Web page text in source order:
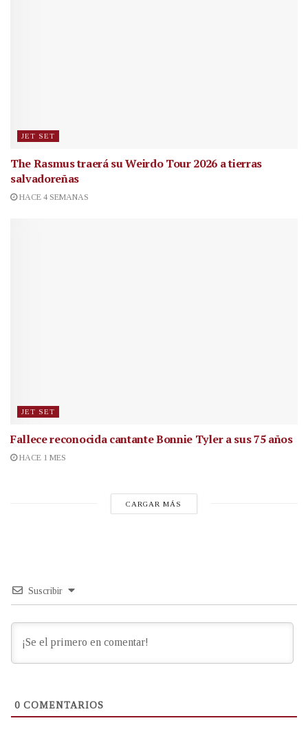
JET SET
The Rasmus traerá su Weirdo Tour 2026 a tierras
salvadoreñas
HACE 4 SEMANAS
JET SET
Fallece reconocida cantanteBonnie Tyler a sus 75 años
HACE 1 MES
CARGAR MÁS
Suscribir
0 COMENTARIOS